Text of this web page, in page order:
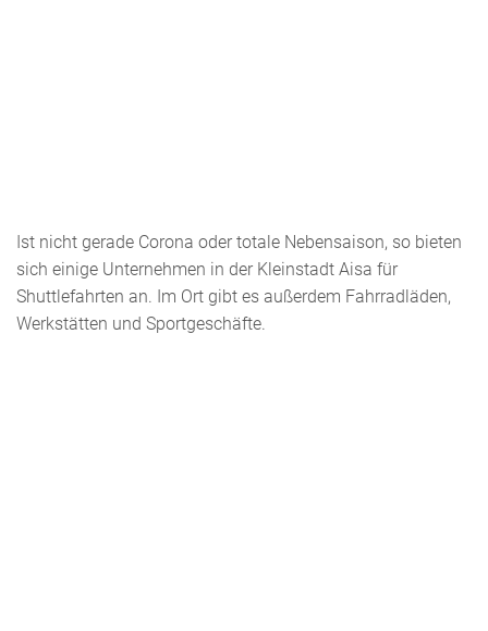
Ist nicht gerade Corona oder totale Nebensaison, so bieten
sich einige Unternehmen in der Kleinstadt Aisa für
Shuttlefahrten an. Im Ort gibt es außerdem Fahrradläden,
Werkstätten und Sportgeschäfte.